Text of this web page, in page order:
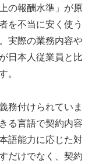
の報酬水準」が原
を不当に安く使う
実際の業務内容や
日本人従業員と比
。
務付けられていま
る言語で契約内容
語能力に応じた対
だけでなく、契約